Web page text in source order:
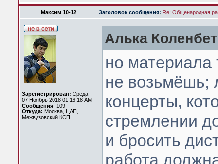
Максим 10-12 Заголовок сообщения: Re: Общенародная
Зарегистрирован: Среда
07 Ноябрь 2018 01:16:18 AM
Сообщения: 109
Откуда: Москва, ЦАП,
Межвузовский КСП
Алька
но материала
не возьмёшь;
концерты,
стремлении
и бросить
работа